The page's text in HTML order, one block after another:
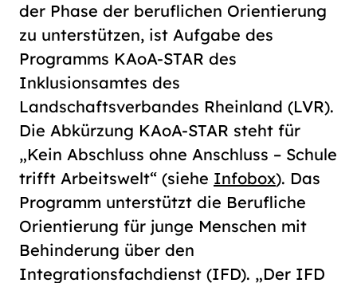
der Phase der beruflichen Orientierung
zu unterstützen, ist Aufgabe des
Programms KAoA-STAR des
Inklusionsamtes des
Landschaftsverbandes Rheinland (LVR).
Die Abkürzung KAoA-STAR steht für
„Kein Abschluss ohne Anschluss – Schule
trifft Arbeitswelt“ (siehe Infobox). Das
Programm unterstützt die Berufliche
Orientierung für junge Menschen mit
Behinderung über den
Integrationsfachdienst (IFD). „Der IFD